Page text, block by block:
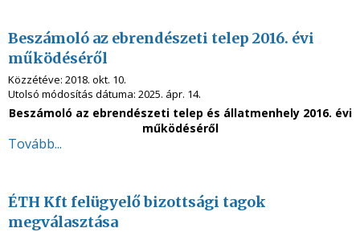
Beszámoló az ebrendészeti telep 2016. évi
működéséről
Közzétéve: 2018. okt. 10.
Utolsó módosítás dátuma: 2025. ápr. 14.
Beszámoló az ebrendészeti telep és állatmenhely 2016. évi
működéséről
Tovább...
ÉTH Kft felügyelő bizottsági tagok
megválasztása